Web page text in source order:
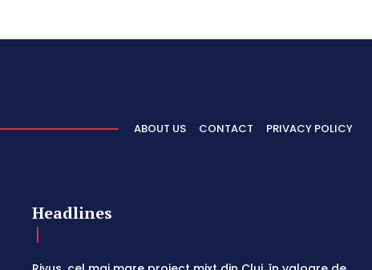
ABOUT US CONTACT PRIVACY POLICY
Headlines